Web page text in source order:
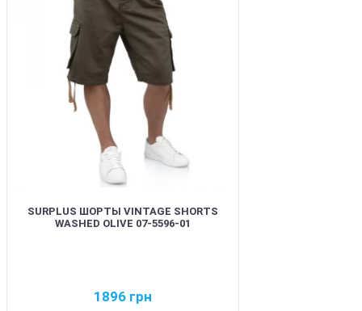
SURPLUS ШОРТЫ VINTAGE SHORTS
WASHED OLIVE 07-5596-01
1896 грн